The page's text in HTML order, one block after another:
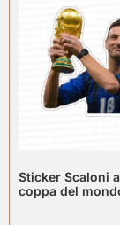
Sticker Scaloni
coppa del